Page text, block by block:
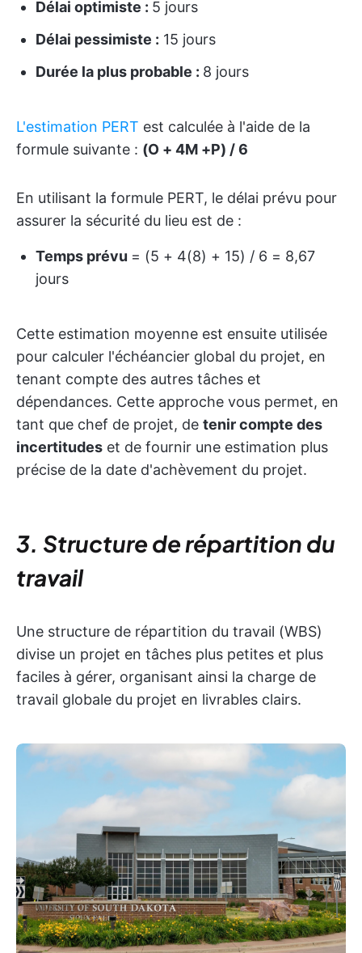
Délai optimiste : 5 jours
Délai pessimiste : 15 jours
Durée la plus probable : 8 jours
L'estimation PERT est calculée à l'aide de la
formule suivante : (O + 4M +P) / 6
En utilisant la formule PERT, le délai prévu pour
assurer la sécurité du lieu est de :
Temps prévu = (5 + 4(8) + 15) / 6 = 8,67
jours
Cette estimation moyenne est ensuite utilisée
pour calculer l'échéancier global du projet, en
tenant compte des autres tâches et
dépendances. Cette approche vous permet, en
tant que chef de projet, de tenir compte des
incertitudes et de fournir une estimation plus
précise de la date d'achèvement du projet.
3. Structure de répartition du
travail
Une structure de répartition du travail (WBS)
divise un projet en tâches plus petites et plus
faciles à gérer, organisant ainsi la charge de
travail globale du projet en livrables clairs.